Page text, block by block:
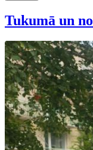
Tukumā un